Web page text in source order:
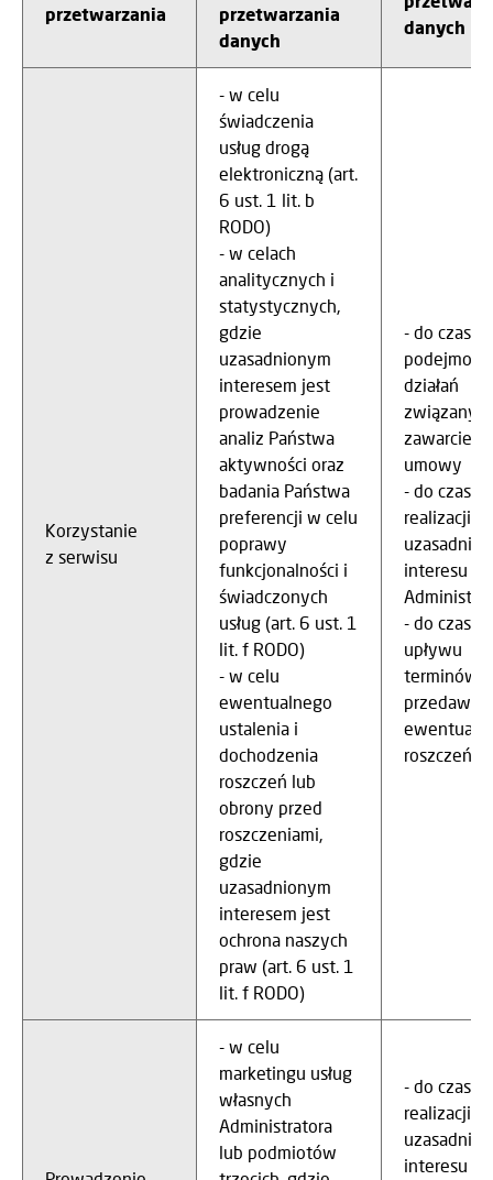
przetwarzania
przetwarzania
danych
danych
Korzystanie
z serwisu
- w celu
świadczenia
usług drogą
elektroniczną (art.
6 ust. 1 lit. b
RODO)
- w celach
analitycznych i
statystycznych,
gdzie
uzasadnionym
interesem jest
prowadzenie
analiz Państwa
aktywności oraz
badania Państwa
preferencji w celu
poprawy
funkcjonalności i
świadczonych
usług (art. 6 ust. 1
lit. f RODO)
- w celu
ewentualnego
ustalenia i
dochodzenia
roszczeń lub
obrony przed
roszczeniami,
gdzie
uzasadnionym
interesem jest
ochrona naszych
praw (art. 6 ust. 1
lit. f RODO)
- do czasu
działań
zawarciem
umowy
- do czasu
realizacji
interesu
- do czasu
upływu
terminów
roszczeń
- w celu
marketingu usług
własnych
Administratora
lub podmiotów
- do czasu
realizacji
interesu